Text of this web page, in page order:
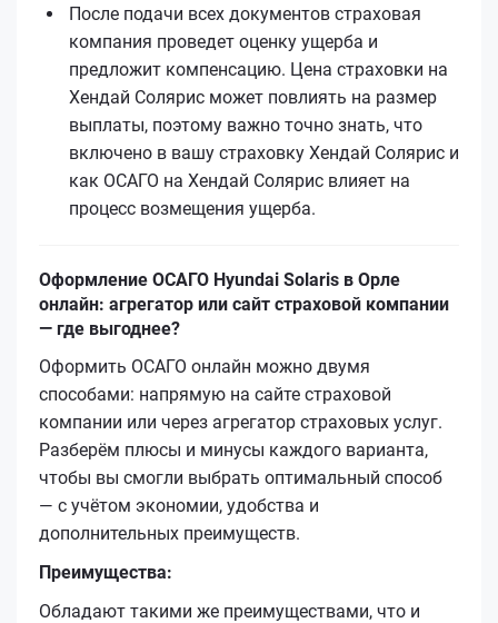
После подачи всех документов страховая
компания проведет оценку ущерба и
предложит компенсацию. Цена страховки на
Хендай Солярис может повлиять на размер
выплаты, поэтому важно точно знать, что
включено в вашу страховку Хендай Солярис и
как ОСАГО на Хендай Солярис влияет на
процесс возмещения ущерба.
Оформление ОСАГО Hyundai Solaris в Орле
онлайн: агрегатор или сайт страховой компании
— где выгоднее?
Оформить ОСАГО онлайн можно двумя
способами: напрямую на сайте страховой
компании или через агрегатор страховых услуг.
Разберём плюсы и минусы каждого варианта,
чтобы вы смогли выбрать оптимальный способ
— с учётом экономии, удобства и
дополнительных преимуществ.
Преимущества:
Обладают такими же преимуществами, что и